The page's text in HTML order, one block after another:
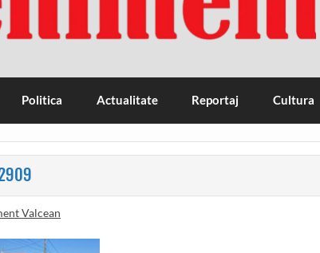
Politica Actualitate Reportaj Cultura
Valcean